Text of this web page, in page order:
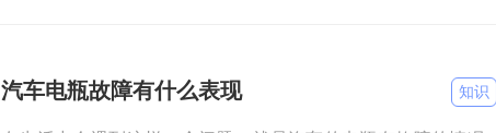
汽车电瓶故障有什么表现 知识